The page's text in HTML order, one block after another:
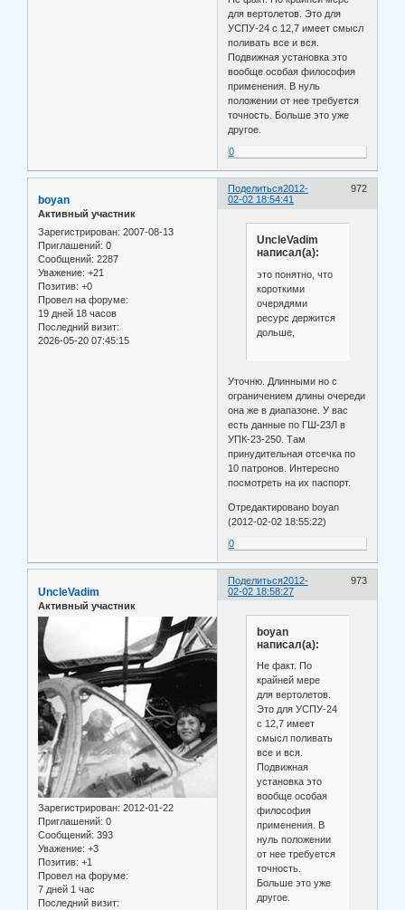
для вертолетов. Это для
УСПУ-24 с 12,7 имеет смысл
поливать все и вся.
Подвижная установка это
вообще особая философия
применения. В нуль
положении от нее требуется
точность. Больше это уже
другое.
0
Поделиться 972
2012-
02-02 18:54:41
boyan
Активный участник
Зарегистрирован: 2007-08-13
Приглашений: 0
Сообщений: 2287
Уважение: +21
Позитив: +0
Провел на форуме:
19 дней 18 часов
Последний визит:
2026-05-20 07:45:15
UncleVadim
написал(а):
это понятно, что
короткими
очерядями
ресурс держится
дольше,
Уточню. Длинными но с
ограничением длины очереди
она же в диапазоне. У вас
есть данные по ГШ-23Л в
УПК-23-250. Там
принудительная отсечка по
10 патронов. Интересно
посмотреть на их паспорт.
Отредактировано boyan
(2012-02-02 18:55:22)
0
Поделиться 973
2012-
02-02 18:58:27
UncleVadim
Активный участник
Зарегистрирован: 2012-01-22
Приглашений: 0
Сообщений: 393
Уважение: +3
Позитив: +1
Провел на форуме:
7 дней 1 час
Последний визит:
boyan
написал(а):
Не факт. По
крайней мере
для вертолетов.
Это для УСПУ-24
с 12,7 имеет
смысл поливать
все и вся.
Подвижная
установка это
вообще особая
философия
применения. В
нуль положении
от нее требуется
точность.
Больше это уже
другое.